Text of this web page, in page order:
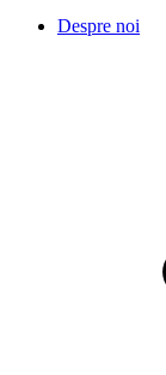
Despre noi